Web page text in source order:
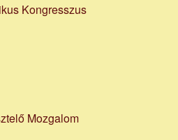
Kongresszus
Mozgalom